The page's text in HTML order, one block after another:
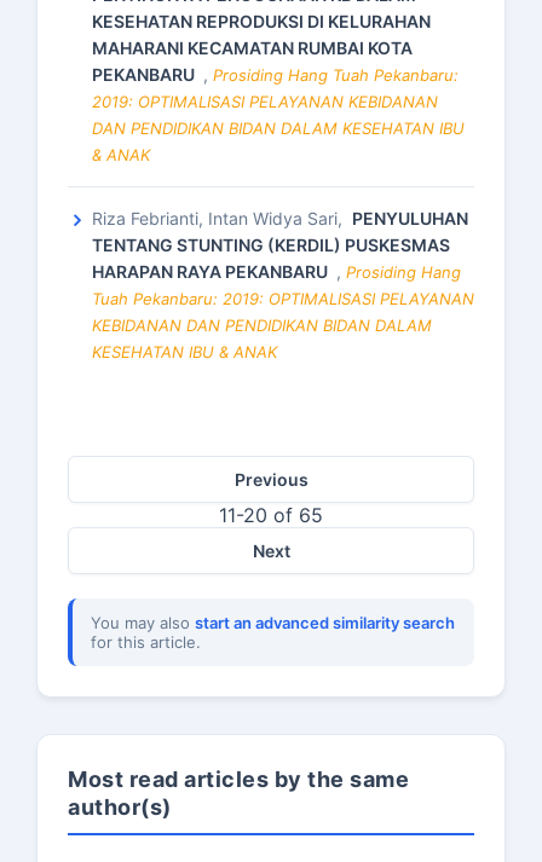
KESEHATAN REPRODUKSI DI KELURAHAN
MAHARANI KECAMATAN RUMBAI KOTA
PEKANBARU , Prosiding Hang Tuah Pekanbaru:
2019: OPTIMALISASI PELAYANAN KEBIDANAN
DAN PENDIDIKAN BIDAN DALAM KESEHATAN IBU
& ANAK
Riza Febrianti, Intan Widya Sari, PENYULUHAN
TENTANG STUNTING (KERDIL) PUSKESMAS
HARAPAN RAYA PEKANBARU , Prosiding Hang
Tuah Pekanbaru: 2019: OPTIMALISASI PELAYANAN
KEBIDANAN DAN PENDIDIKAN BIDAN DALAM
KESEHATAN IBU & ANAK
Previous
11-20 of 65
Next
You may also start an advanced similarity search
for this article.
Most read articles by the same
author(s)